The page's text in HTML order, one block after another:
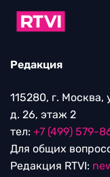
Редакция
115280, г. Москва,
д. 26, этаж 2
тел: +7 (499) 579-
Для общих
Редакция RTVI: